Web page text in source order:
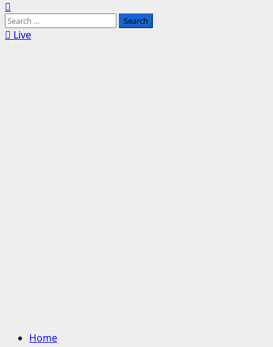
Search
for:Live
Home